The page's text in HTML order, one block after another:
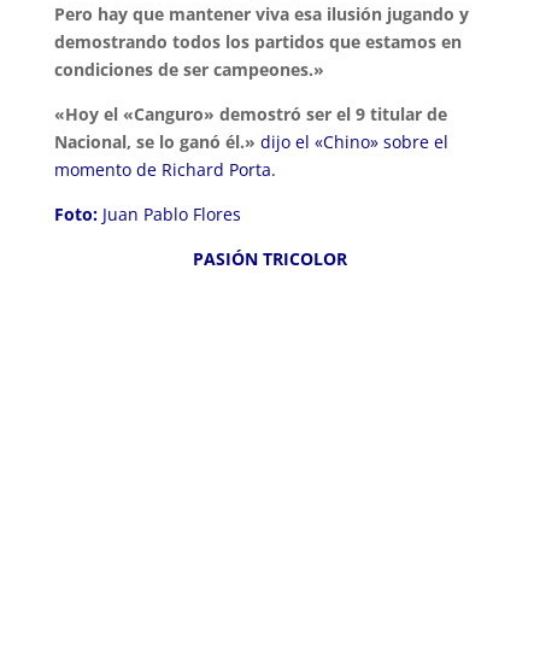
Pero hay que mantener viva esa ilusión jugando y
demostrando todos los partidos que estamos en
condiciones de ser campeones.»
«Hoy el «Canguro» demostró ser el 9 titular de
Nacional, se lo ganó él.» dijo el «Chino» sobre el
momento de Richard Porta.
Foto: Juan Pablo Flores
PASIÓN TRICOLOR